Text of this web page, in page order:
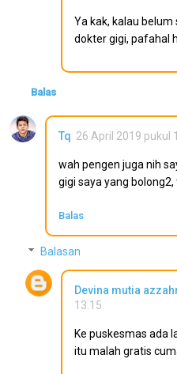
Ya kak, kalau
dokter gigi, pafahal
Balas
Tq 26 April 2019 pukul
wah pengen juga nih
gigi saya yang
Balas
Balasan
Devina mutia
13.15
Ke puskesmas ada
itu malah gratis